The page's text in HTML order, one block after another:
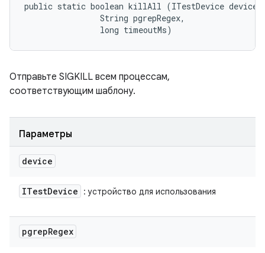
public static boolean killAll (ITestDevice
                String pgrepRegex,
                long timeoutMs)
Отправьте SIGKILL всем процессам,
соответствующим шаблону.
Параметры
device
ITestDevice : устройство для использования
pgrepRegex